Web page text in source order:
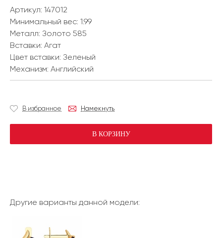
Артикул: 147012
Минимальный вес: 1.99
Металл: Золото 585
Вставки: Агат
Цвет вставки: Зеленый
Механизм: Английский
В избранное Намекнуть
В КОРЗИНУ
Другие варианты данной модели: